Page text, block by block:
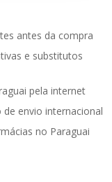
antes da compra
e substitutos
pela internet
envio internacional
no Paraguai